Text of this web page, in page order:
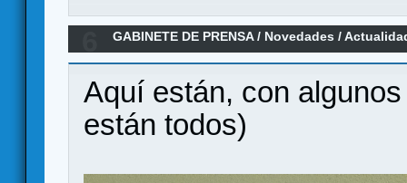
GABINETE DE PRENSA/ Novedades /
Aquí están, con
están todos)